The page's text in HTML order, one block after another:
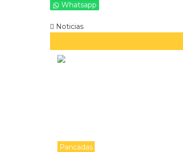
Whatsapp
Noticias
Pancadas